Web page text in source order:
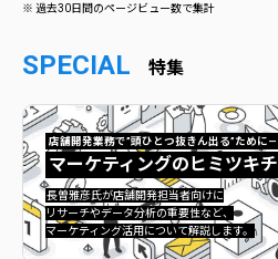
※ 過去30日間のページビュー数で集計
SPECIAL 特集
店舗開発業務で”頭ひとつ抜きん出る”ために—
マーケティングのヒミツキチ
長曽雅彦氏が店舗開発担当者向けに
リサーチやデータ分析の重要性など、
マーケティング活用について解説します。
マーケティングのヒミツキチ">